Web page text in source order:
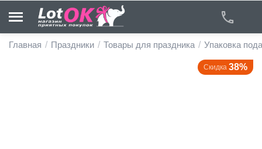
Главная / Праздники / Товары для праздника / Упаковка
Скидка 38%